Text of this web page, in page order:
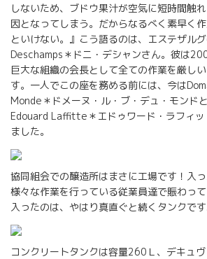
しないため、ブドウ果汁が空気に短時間触
因となってしまう。だからなるべく素早く
といけない。』こう語るのは、エステザル
Deschamps＊ドニ・デシャンさん。彼は
巨大な組織の会長として全ての作業を厳し
す。一人でこの座を務める前には、今は
Monde＊ドメーヌ・ル・ブ・デュ・モンド
Edouard Laffitte＊エドゥワード・ラフィッ
ました。
協同組会での醸造所はまさに工場です！入
様々な作業を行っている従業員達で賑わっ
入ったのは、やはり真直ぐと続くタンクです
コンクリートタンクは容量260Ｌ、デキュヴ